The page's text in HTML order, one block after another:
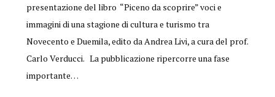
presentazione del libro “Piceno da scoprire” voci e
immagini di una stagione di cultura e turismo tra
Novecento e Duemila, edito da Andrea Livi, a cura del prof.
Carlo Verducci. La pubblicazione ripercorre una fase
importante…